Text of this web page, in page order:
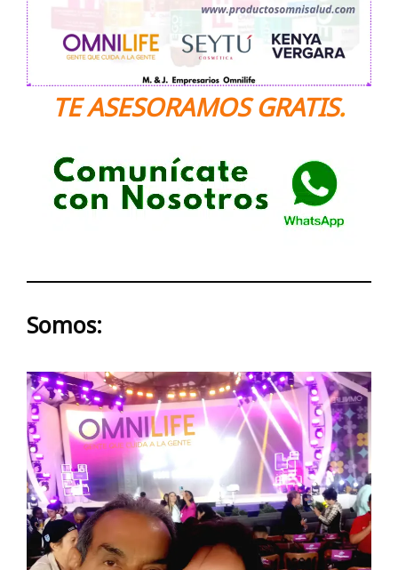
TE ASESORAMOS GRATIS.
Somos: